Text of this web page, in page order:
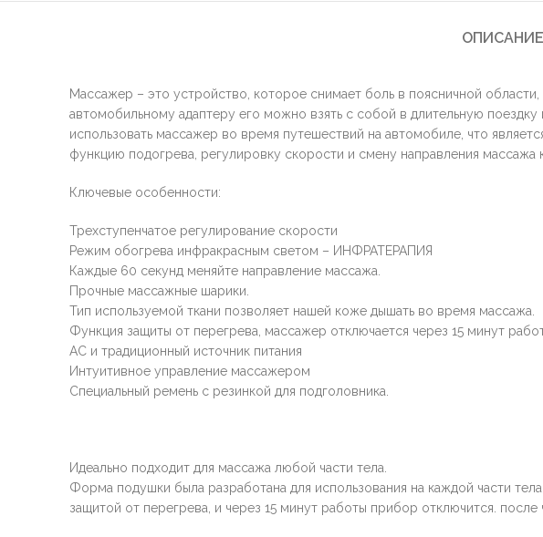
ОПИСАНИЕ
Массажер – это устройство, которое снимает боль в поясничной
автомобильному адаптеру его можно взять с собой в длительную
использовать массажер во время путешествий на автомобиле, что
функцию подогрева, регулировку скорости и смену направления массажа
Ключевые особенности:
Трехступенчатое регулирование скорости
Режим обогрева инфракрасным светом – ИНФРАТЕРАПИЯ
Каждые 60 секунд меняйте направление массажа.
Прочные массажные шарики.
Тип используемой ткани позволяет нашей коже дышать во время массажа.
Функция защиты от перегрева, массажер отключается через 15 минут
AC и традиционный источник питания
Интуитивное управление массажером
Специальный ремень с резинкой для подголовника.
Идеально подходит для массажа любой части тела.
Форма подушки была разработана для использования на каждой части
защитой от перегрева, и через 15 минут работы прибор отключится.